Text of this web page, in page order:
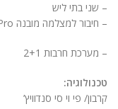
– שני בתי ליש
– חיבור למצלמה מובנה GoPro
– מערכת חרבות 2+1
טכנולוגיה:
קרבון/ פי וי סי סנדוויץ’